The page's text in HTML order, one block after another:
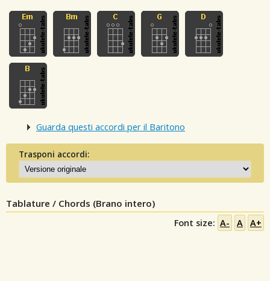
Guarda questi accordi per il Baritono
Trasponi accordi:
Tablature / Chords (Brano intero)
Font size: A- A A+